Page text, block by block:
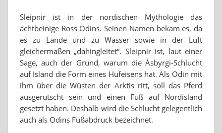
Sleipnir ist in der nordischen Mythologie das
achtbeinige Ross Odins. Seinen Namen bekam es, da
es zu Lande und zu Wasser sowie in der Luft
gleichermaßen „dahingleitet“. Sleipnir ist, laut einer
Sage, auch der Grund, warum die Ásbyrgi-Schlucht
auf Island die Form eines Hufeisens hat. Als Odin mit
ihm über die Wüsten der Arktis ritt, soll das Pferd
ausgerutscht sein und einen Fuß auf Nordisland
gesetzt haben. Deshalb wird die Schlucht gelegentlich
auch als Odins Fußabdruck bezeichnet.